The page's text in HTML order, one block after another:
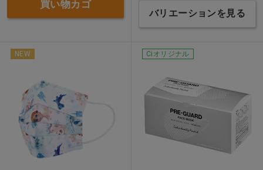
買い物カゴ
バリエーションを見る
NEW Ciオリジナル